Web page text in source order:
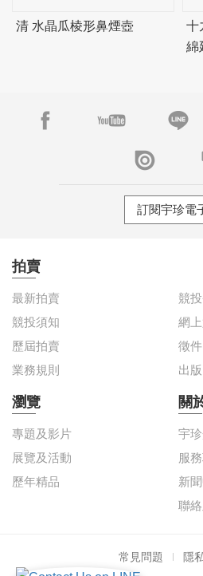
清 水晶瓜棱形鼻煙壺
十
綿
訂閱宇珍電
拍賣
最新拍賣
競
競投須知
網
歷屆拍賣
徵件
業務規則
出
瀏覽
專題及影片
展覽及活動
歷年精品
關
宇
服
新
聯
常見問題
隱